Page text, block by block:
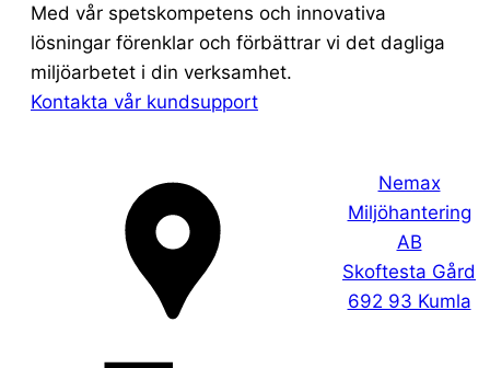
Med vår spetskompetens och innovativa
lösningar förenklar och förbättrar vi det dagliga
miljöarbetet i din verksamhet.
Kontakta vår kundsupport
Nemax
Miljöhantering
AB
Skoftesta Gård
692 93 Kumla